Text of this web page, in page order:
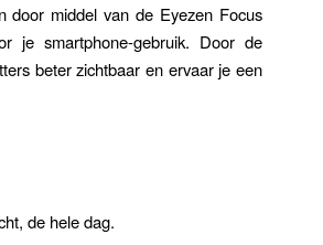
door middel van de Eyezen Focus
je smartphone-gebruik. Door de
beter zichtbaar en ervaar je een
de hele dag.